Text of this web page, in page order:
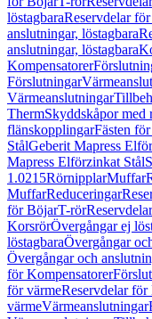
löstagbaraReservdelar
anslutningar, löstagbara
anslutningar, löstagbara
Kompensatorer
Förslutningar
Värmeanslutningar
ThermSkyddskåpor med
flänskopplingarFästen
StålGeberit Mapress
Mapress Elförzinkat Stål
1.0215RörnipplarMuffar
MuffarReduceringar
för BöjarT-rör
KorsrörÖvergångar ej
löstagbaraÖvergångar
Övergångar och
för Kompensatorer
för värmeReservdelar
värmeVärmeanslutningar